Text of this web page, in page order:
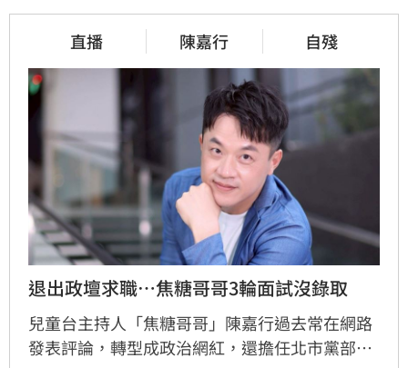
直播 陳嘉行 自殘
退出政壇求職…焦糖哥哥3輪面試沒錄取
兒童台主持人「焦糖哥哥」陳嘉行過去常在網路
發表評論，轉型成政治網紅，還擔任北市黨部執